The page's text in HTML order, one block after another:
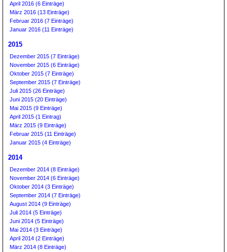
April 2016 (6 Einträge)
März 2016 (13 Einträge)
Februar 2016 (7 Einträge)
Januar 2016 (11 Einträge)
2015
Dezember 2015 (7 Einträge)
November 2015 (6 Einträge)
Oktober 2015 (7 Einträge)
September 2015 (7 Einträge)
Juli 2015 (26 Einträge)
Juni 2015 (20 Einträge)
Mai 2015 (9 Einträge)
April 2015 (1 Eintrag)
März 2015 (9 Einträge)
Februar 2015 (11 Einträge)
Januar 2015 (4 Einträge)
2014
Dezember 2014 (8 Einträge)
November 2014 (6 Einträge)
Oktober 2014 (3 Einträge)
September 2014 (7 Einträge)
August 2014 (9 Einträge)
Juli 2014 (5 Einträge)
Juni 2014 (5 Einträge)
Mai 2014 (3 Einträge)
April 2014 (2 Einträge)
März 2014 (8 Einträge)